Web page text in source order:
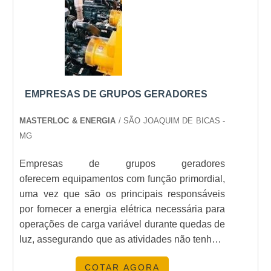
EMPRESAS DE GRUPOS GERADORES
MASTERLOC & ENERGIA / SÃO JOAQUIM DE BICAS -
MG
Empresas de grupos geradores
oferecem equipamentos com função primordial,
uma vez que são os principais responsáveis
por fornecer a energia elétrica necessária para
operações de carga variável durante quedas de
luz, assegurando que as atividades não tenham
que ser paralisadas.IMPORTÂCIA DOS
COTAR AGORA